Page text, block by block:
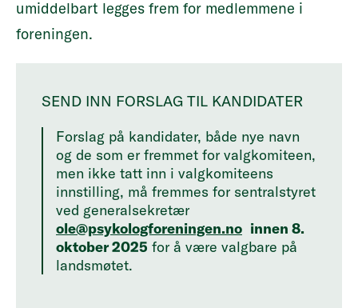
umiddelbart legges frem for medlemmene i
foreningen.
SEND INN FORSLAG TIL KANDIDATER
Forslag på kandidater, både nye navn
og de som er fremmet for valgkomiteen,
men ikke tatt inn i valgkomiteens
innstilling, må fremmes for sentralstyret
ved generalsekretær
ole@psykologforeningen.no innen 8.
oktober 2025 for å være valgbare på
landsmøtet.